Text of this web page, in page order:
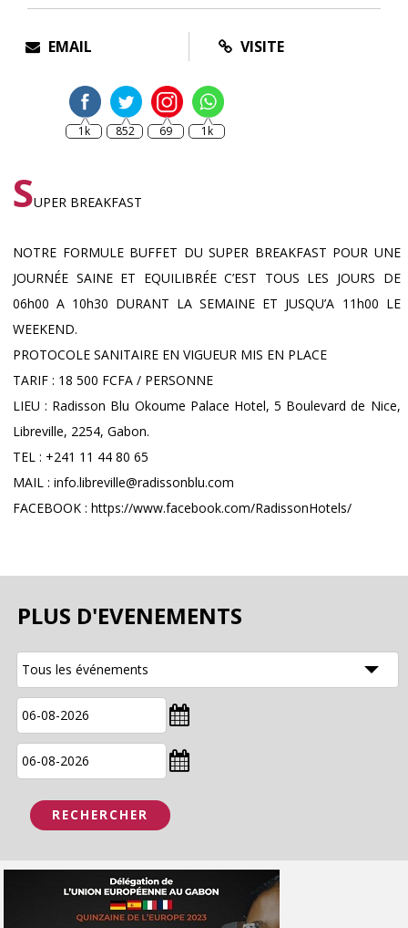
EMAIL VISITE
1k 852 69 1k
SUPER BREAKFAST
NOTRE FORMULE BUFFET DU SUPER BREAKFAST POUR UNE
JOURNÉE SAINE ET EQUILIBRÉE C’EST TOUS LES JOURS DE
06h00 A 10h30 DURANT LA SEMAINE ET JUSQU’A 11h00 LE
WEEKEND.
PROTOCOLE SANITAIRE EN VIGUEUR MIS EN PLACE
TARIF : 18 500 FCFA / PERSONNE
LIEU : Radisson Blu Okoume Palace Hotel, 5 Boulevard de Nice,
Libreville, 2254, Gabon.
TEL : +241 11 44 80 65
MAIL : info.libreville@radissonblu.com
FACEBOOK : https://www.facebook.com/RadissonHotels/
PLUS D'EVENEMENTS